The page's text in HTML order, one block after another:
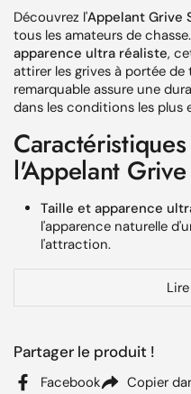
Découvrez l'Appelant Grive
tous les amateurs de
apparence ultra réaliste,
attirer les grives à portée
remarquable assure une
dans les conditions les plus
l'Appelant
Taille et apparence
l'apparence naturelle
l'attraction.
Résistant sur la durée:
haute qualité
pas sous l'exposition
Partager le produit !
Facebook Copier